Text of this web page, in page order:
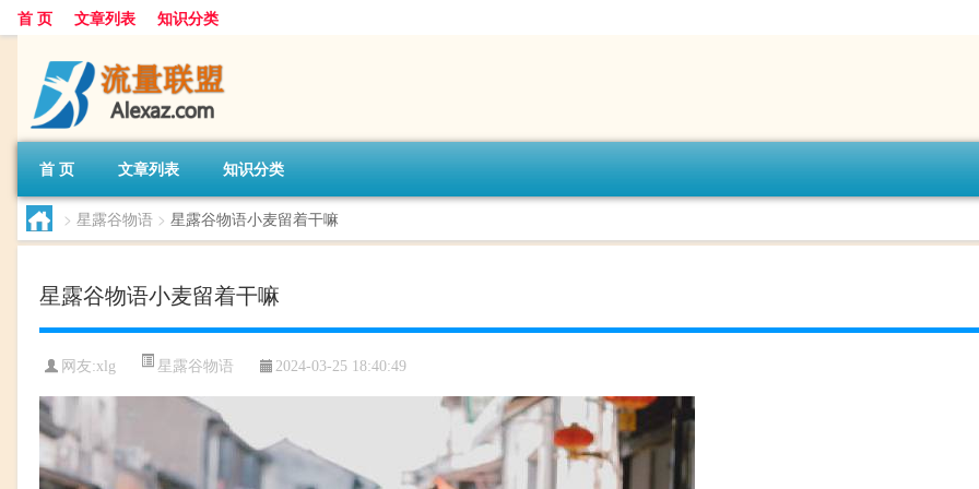
首 页 文章列表 知识分类
首 页 文章列表 知识分类
> 星露谷物语 > 星露谷物语小麦留着干嘛
星露谷物语小麦留着干嘛
网友:xlg 星露谷物语 2024-03-25 18:40:49